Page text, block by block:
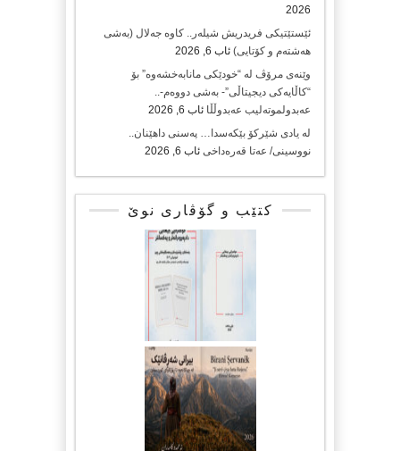
2026
ئێستێتیکی فریدریش شیلەر.. کاوە جەلال (بەشی
هەشتەم و کۆتایی) ئاب 6, 2026
وێنەی مرۆڤ لە “خودێکی مانابەخشەوە” بۆ
“کاڵایەکی دیجیتاڵی”- بەشی دووەم-..
عەبدولموتەلیب عەبدوڵڵا ئاب 6, 2026
لە یادی شێرکۆ بێکەسدا… پەسنی داهێنان..
نووسینی/ عەتا قەرەداخی ئاب 6, 2026
کتێب و گۆڤاری نوێ